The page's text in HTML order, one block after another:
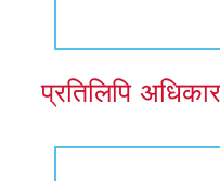
प्रतिलिपि अधिकार